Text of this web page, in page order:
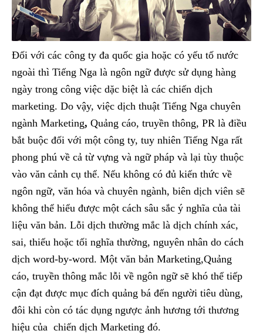
Đối với các công ty đa quốc gia hoặc có yếu tố nước
ngoài thì Tiếng Nga là ngôn ngữ được sử dụng hàng
ngày trong công việc dặc biệt là các chiến dịch
marketing. Do vậy, việc dịch thuật Tiếng Nga chuyên
ngành Marketing, Quảng cáo, truyền thông, PR là điều
bắt buộc đối với một công ty, tuy nhiên Tiếng Nga rất
phong phú về cả từ vựng và ngữ pháp và lại tùy thuộc
vào văn cảnh cụ thể. Nếu không có đủ kiến thức về
ngôn ngữ, văn hóa và chuyên ngành, biên dịch viên sẽ
không thể hiểu được một cách sâu sắc ý nghĩa của tài
liệu văn bản. Lỗi dịch thường mắc là dịch chính xác,
sai, thiếu hoặc tối nghĩa thường, nguyên nhân do cách
dịch word-by-word. Một văn bản Marketing,Quảng
cáo, truyền thông mắc lỗi về ngôn ngữ sẽ khó thể tiếp
cận đạt được mục đích quảng bá đến người tiêu dùng,
đôi khi còn có tác dụng ngược ảnh hương tới thương
hiệu của chiến dịch Marketing đó.